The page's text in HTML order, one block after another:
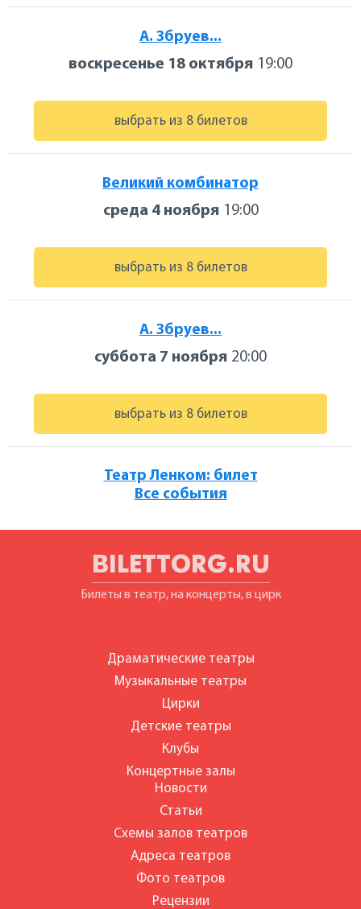
А. Збруев...
воскресенье 18 октября 19:00
выбрать из 8 билетов
Великий комбинатор
среда 4 ноября 19:00
выбрать из 8 билетов
А. Збруев...
суббота 7 ноября 20:00
выбрать из 8 билетов
Театр Ленком: билет
Все события
BILETTORG.RU
Билеты в театр, на концерты, в цирк
Драматические театры
Музыкальные театры
Цирки
Детские театры
Клубы
Концертные залы
Новости
Статьи
Схемы залов театров
Адреса театров
Фото театров
Рецензии